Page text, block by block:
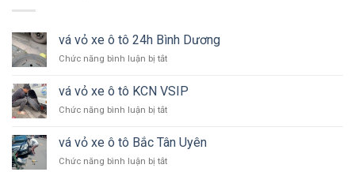
vá vỏ xe ô tô 24h Bình Dương
Chức năng bình luận bị tắtở
vỏ
xe
ô
24h
Dương
vá vỏ xe ô tô KCN VSIP
Chức năng bình luận bị tắtở
vỏ
xe
ô
vá vỏ xe ô tô Bắc Tân Uyên
Chức năng bình luận bị tắtở